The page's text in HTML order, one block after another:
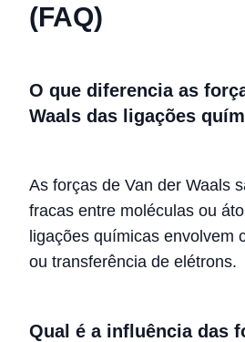
(FAQ)
O que diferencia as
Waals das ligações
As forças de Van der Waals
fracas entre moléculas ou
ligações químicas envolvem
ou transferência de elétrons.
Qual é a influência das